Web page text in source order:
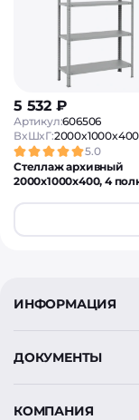
5 532 ₽
Артикул:606506
ВxШxГ:2000x1000x400
5.0
Стеллаж архивный
2000х1000х400, 4
ИНФОРМАЦИЯ
ДОКУМЕНТЫ
КОМПАНИЯ